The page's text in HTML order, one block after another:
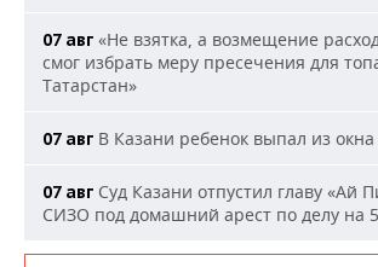
07 авг «Не взятка, а возмещение
смог избрать меру пресечения для
Татарстан»
07 авг В Казани ребенок выпал из окна
07 авг Суд Казани отпустил главу «Ай
СИЗО под домашний арест по делу на